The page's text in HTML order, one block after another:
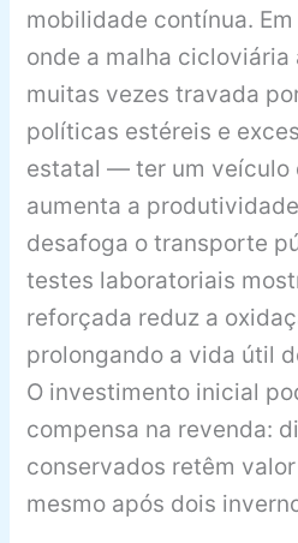
mobilidade contínua.
onde a malha
muitas vezes travada
políticas estéreis e
estatal — ter um veículo
aumenta a
desafoga o transporte
testes laboratoriais
reforçada reduz a
prolongando a vida útil
O investimento inicial
compensa na revenda:
conservados retêm
mesmo após dois